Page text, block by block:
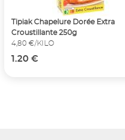
Tipiak Chapelure Dorée Extra
Croustillante 250g
4,80 €/KILO
1.20 €